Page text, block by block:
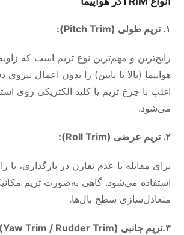
۱. تریم طولی (Pitch Trim):
رایج‌ترین و مهم‌ترین نوع تریم است که
هواپیما (بالا یا پایین) را بدون اعمال
اغلب با چرخ تریم یا کلید الکتریکی روی
می‌شود.
۲. تریم عرضی (Roll Trim):
برای مقابله با عدم تقارن در بارگذاری، یا
استفاده می‌شود. گاهی به‌صورت تریم
متعادل‌سازی سطح بال‌ها.
۳.تریم جانبی (Yaw Trim / Rudder Trim):